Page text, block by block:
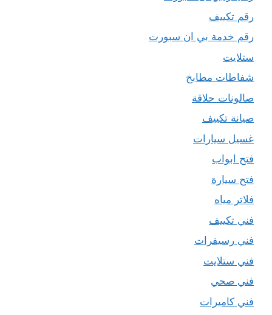
رقم تكييف
رقم خدمة بي ان سبورت
ستلايت
شفاطات مطابخ
صالونات حلاقة
صيانة تكييف
غسيل سيارات
فتح ابواب
فتح سيارة
فلاتر مياه
فني تكييف
فني رسيفرات
فني ستلايت
فني صحي
فني كاميرات